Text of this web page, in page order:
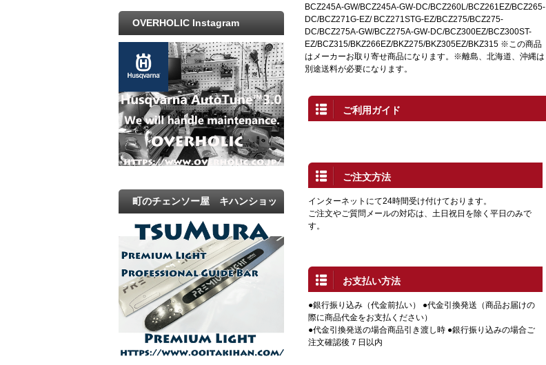
BCZ245A-GW/BCZ245A-GW-DC/BCZ260L/BCZ261EZ/BCZ265-
DC/BCZ271G-EZ/ BCZ271STG-EZ/BCZ275/BCZ275-
DC/BCZ275A-GW/BCZ275A-GW-DC/BCZ300EZ/BCZ300ST-
EZ/BCZ315/BKZ266EZ/BKZ275/BKZ305EZ/BKZ315 ※この商品
はメーカーお取り寄せ商品になります。※離島、北海道、沖縄は
別途送料が必要になります。
ご利用ガイド
ご注文方法
インターネットにて24時間受け付けております。
ご注文やご質問メールの対応は、土日祝日を除く平日のみで
す。
お支払い方法
●銀行振り込み（代金前払い） ●代金引換発送（商品お届けの
際に商品代金をお支払ください）
●代金引換発送の場合商品引き渡し時 ●銀行振り込みの場合ご
注文確認後７日以内
OVERHOLIC Instagram
町のチェンソー屋 キハンショッ
プ